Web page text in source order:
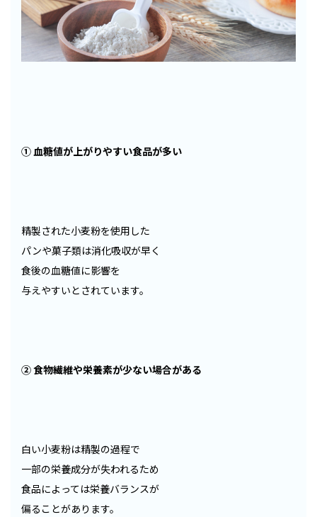
① 血糖値が上がりやすい食品が多い
精製された小麦粉を使用した
パンや菓子類は消化吸収が早く
食後の血糖値に影響を
与えやすいとされています。
② 食物繊維や栄養素が少ない場合がある
白い小麦粉は精製の過程で
一部の栄養成分が失われるため
食品によっては栄養バランスが
偏ることがあります。